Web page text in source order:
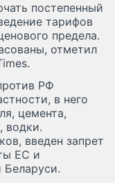
постепенный
тарифов
предела.
отметил
РФ
в него
цемента,
водки.
введен запрет
ЕС и
Беларуси.